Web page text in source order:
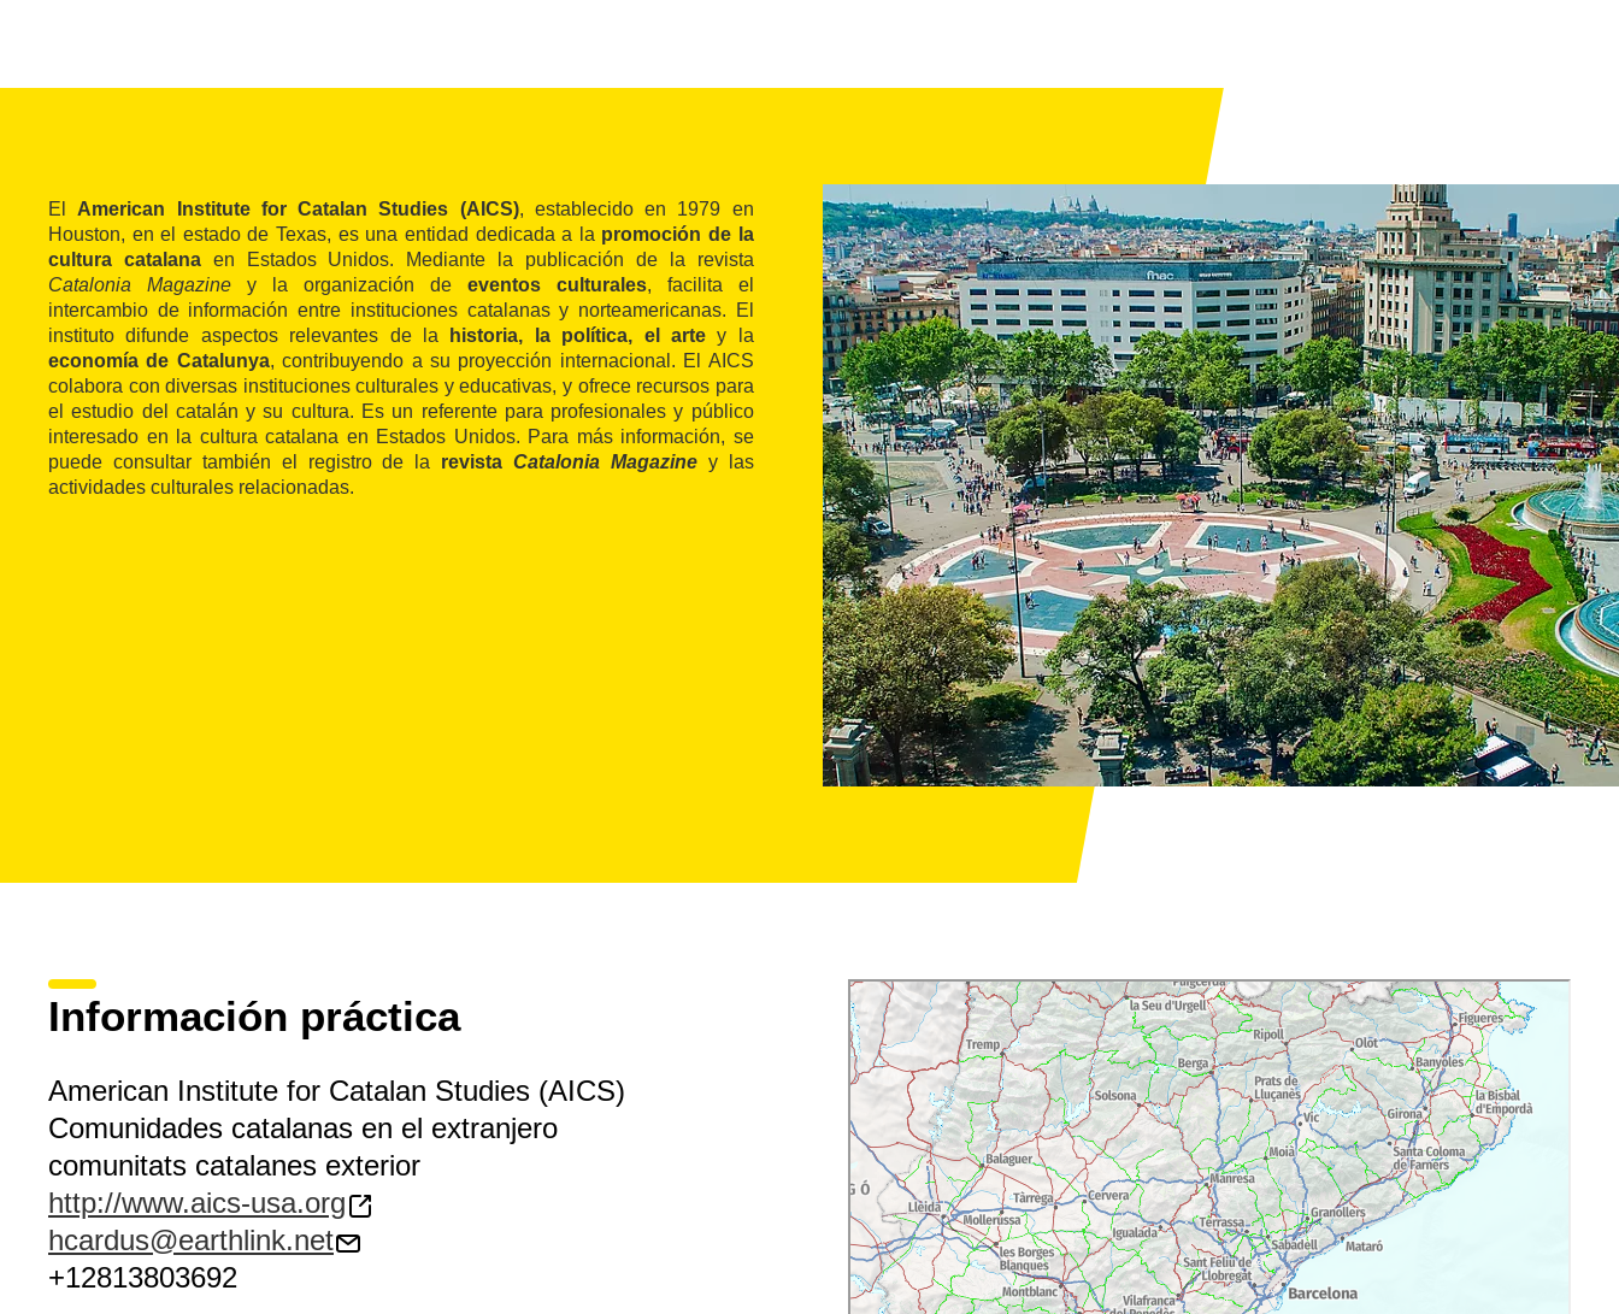
El American Institute for Catalan Studies (AICS), establecido en 1979 en
Houston, en el estado de Texas, es una entidad dedicada a la promoción de la
cultura catalanaen Estados Unidos. Mediante la publicación de la revista
Catalonia Magaziney la organización de eventos culturales, facilita el
intercambio de información entre instituciones catalanas y norteamericanas. El
instituto difunde aspectos relevantes de la
historia, la política, el artey la
economía de Catalunya, contribuyendo a su proyección internacional. El AICS
colabora con diversas instituciones culturales y educativas, y ofrece recursos para
el estudio del catalán y su cultura. Es un referente para profesionales y público
interesado en la cultura catalana en Estados Unidos. Para más información, se
puede consultar también el registro de la revistaCatalonia Magaziney las
actividades culturales relacionadas.
Información práctica
American Institute for Catalan Studies (AICS)
Comunidades catalanas en el extranjero
comunitats catalanes exterior
http://www.aics-usa.org
hcardus@earthlink.net
+12813803692